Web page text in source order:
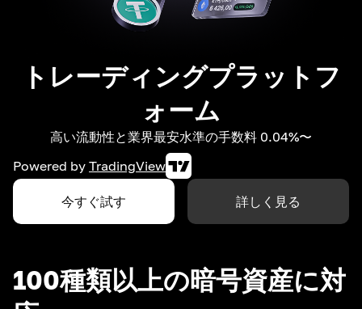
トレーディングプラットフ
ォーム
高い流動性と業界最安水準の手数料 0.04%〜
Powered by TradingView
今すぐ試す 詳しく見る
100種類以上の暗号資産に対